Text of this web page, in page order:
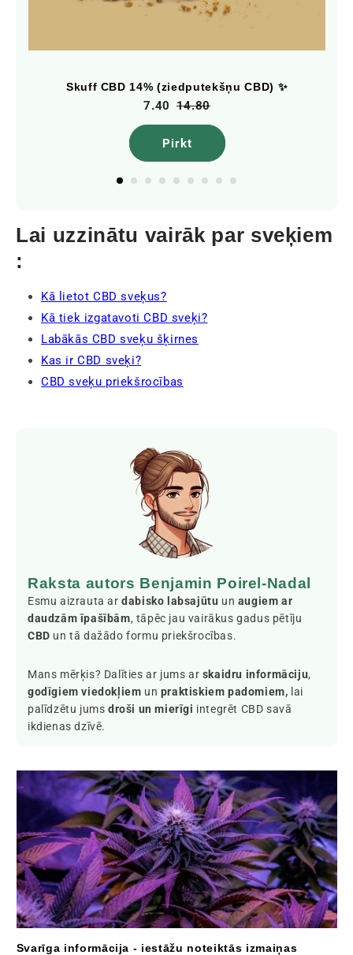
Skuff CBD 14% (ziedputekšņu CBD) ✨
14.80
7.40
Pirkt
Lai uzzinātu vairāk par sveķiem
:
Kā lietot CBD sveķus?
Kā tiek izgatavoti CBD sveķi?
Labākās CBD sveķu šķirnes
Kas ir CBD sveķi?
CBD sveķu priekšrocības
Raksta autors Benjamin Poirel-Nadal
Esmu aizrauta ardabisko labsajūtu un augiem ar
daudzām īpašībām, tāpēc jau vairākus gadus pētīju
CBD un tā dažādo formu priekšrocības.
Mans mērķis? Dalīties ar jums ar skaidru informāciju,
godīgiem viedokļiem un praktiskiem padomiem, lai
palīdzētu jums droši un mierīgi integrēt CBD savā
ikdienas dzīvē.
Svarīga informācija - iestāžu noteiktās izmaiņas